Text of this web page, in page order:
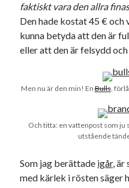
#blogg100
barnen
historia hotell
Julkalenderfacit
minnen mode
faktiskt vara den allra
Den hade kostat 45 €
kunna betyda att den är
eller att den är felsydd
Men nu är den min! EnBulls,
Och titta: en vattenpost som ju
utstående
Som jag berättade igår, är
med kärlek i rösten säger